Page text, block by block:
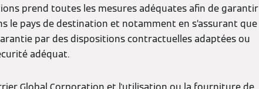
prend toutes les mesures adéquates afin de garantir
le pays de destination et notamment en s’assurant que
par des dispositions contractuelles adaptées ou
adéquat.